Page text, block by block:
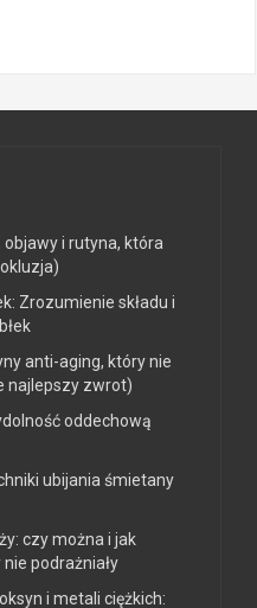
i rutyna, która
Zrozumienie składu i
anti-aging, który nie
najlepszy zwrot)
oddechową
ubijania śmietany
czy można i jak
podrażniały
i metali ciężkich: